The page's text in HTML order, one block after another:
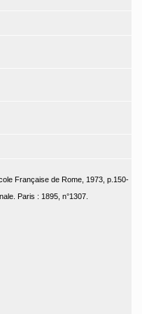
Française de Rome, 1973, p.150-
Paris : 1895, n°1307.